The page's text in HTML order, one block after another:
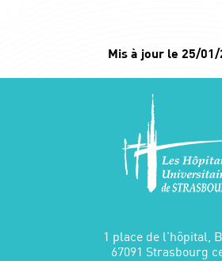
Mis à jour le 25/01/
1 place de l'hôpital,
67091 Strasbourg